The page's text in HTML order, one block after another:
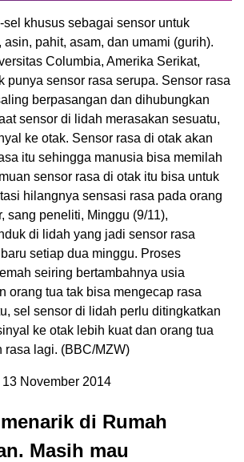
sel khusus sebagai sensor untuk
asin, pahit, asam, dan umami (gurih).
Columbia, Amerika Serikat,
punya sensor rasa serupa. Sensor rasa
berpasangan dan dihubungkan
sensor di lidah merasakan sesuatu,
ke otak. Sensor rasa di otak akan
itu sehingga manusia bisa memilah
sensor rasa di otak itu bisa untuk
hilangnya sensasi rasa pada orang
sang peneliti, Minggu (9/11),
di lidah yang jadi sensor rasa
setiap dua minggu. Proses
seiring bertambahnya usia
orang tua tak bisa mengecap rasa
sel sensor di lidah perlu ditingkatkan
ke otak lebih kuat dan orang tua
rasa lagi. (BBC/MZW)
November 2014
di Rumah
Masih mau